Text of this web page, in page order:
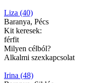
Liza (40)
Baranya, Pécs
Kit keresek:
férfit
Milyen célból?
Alkalmi szexkapcsolat
Irina (48)